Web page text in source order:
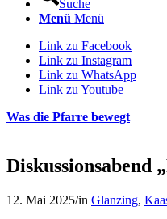
Suche
Menü Menü
Link zu Facebook
Link zu Instagram
Link zu WhatsApp
Link zu Youtube
Was die Pfarre bewegt
12. Mai 2025/in Glanzing,